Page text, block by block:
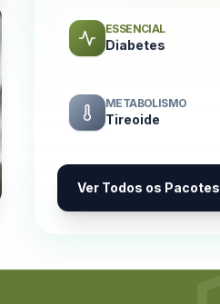
ESSENCIAL
Diabetes
METABOLISMO
Tireoide
Ver Todos os Pacotes